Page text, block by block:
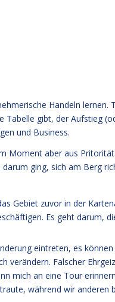
Handeln lernen.
gibt, der Aufstieg
und Business.
Moment aber aus
ging, sich am Berg
Gebiet zuvor in der
Es geht darum,
eintreten, es
verändern. Falscher
mich an eine Tour
während wir anderen